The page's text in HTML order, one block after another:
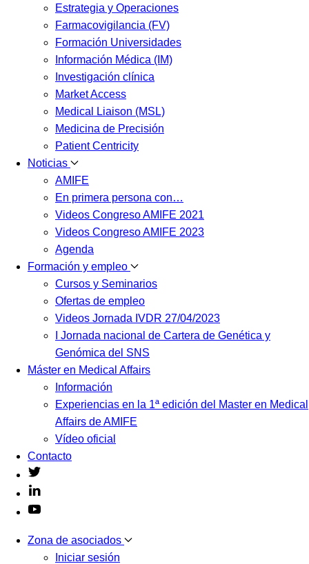
Estrategia y Operaciones
Farmacovigilancia (FV)
Formación Universidades
Información Médica (IM)
Investigación clínica
Market Access
Medical Liaison (MSL)
Medicina de Precisión
Patient Centricity
Noticias
AMIFE
En primera persona con…
Videos Congreso AMIFE 2021
Videos Congreso AMIFE 2023
Agenda
Formación y empleo
Cursos y Seminarios
Ofertas de empleo
Videos Jornada IVDR 27/04/2023
I Jornada nacional de Cartera de Genética y
Genómica del SNS
Máster en Medical Affairs
Información
Experiencias en la 1ª edición del Master en Medical
Affairs de AMIFE
Vídeo oficial
Contacto
Zona de asociados
Iniciar sesión